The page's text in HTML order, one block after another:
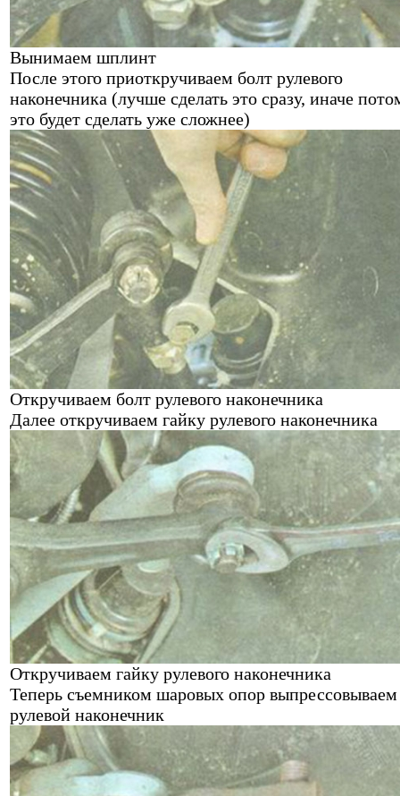
Вынимаем шплинт
После этого приоткручиваем болт рулевого
наконечника (лучше сделать это сразу, иначе
это будет сделать уже сложнее)
Откручиваем болт рулевого наконечника
Далее откручиваем гайку рулевого наконечника
Откручиваем гайку рулевого наконечника
Теперь съемником шаровых опор выпрессовываем
рулевой наконечник